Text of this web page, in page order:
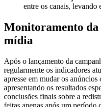
entre os canais, levando
Monitoramento da
mídia
Após o lançamento da
regularmente os indicadores
apresse em mudar os
apresentando os resultados
conclusões finais sobre a
feitas apenas após um período